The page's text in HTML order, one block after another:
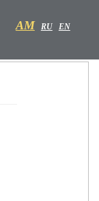
AM RU EN